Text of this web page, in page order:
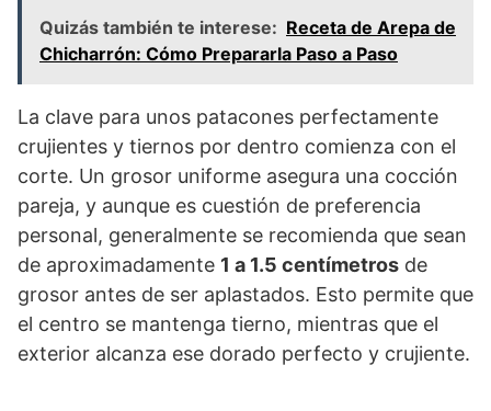
Quizás también te interese: Receta de Arepa de
Chicharrón: Cómo Prepararla Paso a Paso
La clave para unos patacones perfectamente
crujientes y tiernos por dentro comienza con el
corte. Un grosor uniforme asegura una cocción
pareja, y aunque es cuestión de preferencia
personal, generalmente se recomienda que sean
de aproximadamente 1 a 1.5 centímetros de
grosor antes de ser aplastados. Esto permite que
el centro se mantenga tierno, mientras que el
exterior alcanza ese dorado perfecto y crujiente.